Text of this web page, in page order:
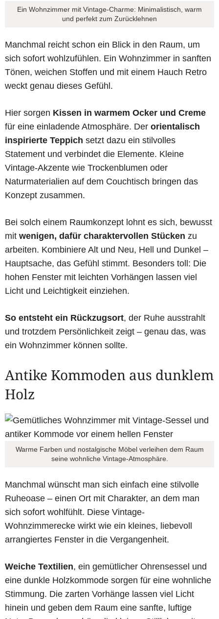
Ein Wohnzimmer mit Vintage-Charme: Minimalistisch, warm
und perfekt zum Zurücklehnen
Manchmal reicht schon ein Blick in den Raum, um
sich sofort wohlzufühlen. Ein Wohnzimmer in sanften
Tönen, weichen Stoffen und mit einem Hauch Retro
weckt genau dieses Gefühl.
Hier sorgen Kissen in warmem Ocker und Creme
für eine einladende Atmosphäre. Der orientalisch
inspirierte Teppich setzt dazu ein stilvolles
Statement und verbindet die Elemente. Kleine
Vintage-Akzente wie Trockenblumen oder
Naturmaterialien auf dem Couchtisch bringen das
Konzept zusammen.
Bei solch einem Raumkonzept lohnt es sich, bewusst
mit wenigen, dafür charaktervollen Stücken zu
arbeiten. Kombiniere Alt und Neu, Hell und Dunkel –
Hauptsache, das Gefühl stimmt. Besonders toll: Die
hohen Fenster mit leichten Vorhängen lassen viel
Licht und Leichtigkeit einziehen.
So entsteht ein Rückzugsort, der Ruhe ausstrahlt
und trotzdem Persönlichkeit zeigt – genau das, was
ein Wohnzimmer können sollte.
Antike Kommoden aus dunklem
Holz
Warme Farben und nostalgische Möbel verleihen dem Raum
seine wohnliche Vintage-Atmosphäre.
Manchmal wünscht man sich einfach eine stilvolle
Ruheoase – einen Ort mit Charakter, an dem man
sich sofort wohlfühlt. Diese Vintage-
Wohnzimmerecke wirkt wie ein kleines, liebevoll
arrangiertes Fenster in die Vergangenheit.
Weiche Textilien, ein gemütlicher Ohrensessel und
eine dunkle Holzkommode sorgen für eine wohnliche
Stimmung. Die zarten Vorhänge lassen viel Licht
hinein und geben dem Raum eine sanfte, luftige